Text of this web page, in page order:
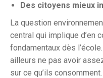
Des citoyens mieux
La question
central qui implique d’en
fondamentaux dès
ailleurs ne pas avoir
sur ce qu’ils consomment.